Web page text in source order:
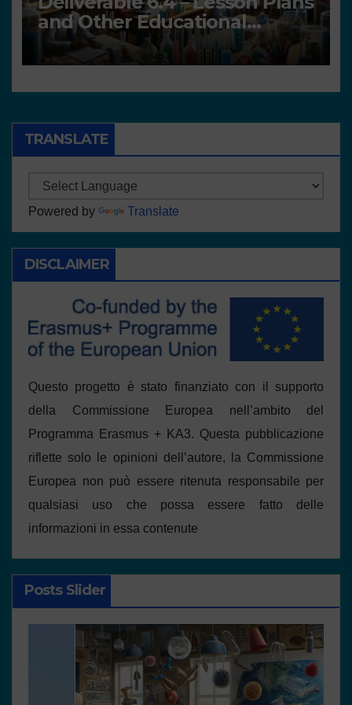
and Other Educational
resources
TRANSLATE
Powered by Translate
DISCLAIMER
Questo progetto è stato finanziato con il supporto
della Commissione Europea nell’ambito del
Programma Erasmus + KA3. Questa pubblicazione
riflette solo le opinioni dell’autore, la Commissione
Europea non può essere ritenuta responsabile per
qualsiasi uso che possa essere fatto delle
informazioni in essa contenute
Posts Slider